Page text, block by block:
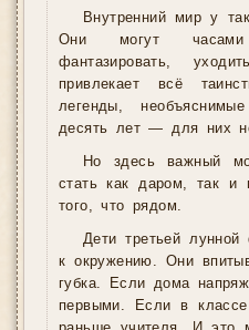
Внутренний мир у
Они могут часами
фантазировать,
привлекает всё
легенды,
десять лет — для них
Но здесь важный
стать как даром, так и
того, что рядом.
Дети третьей
к окружению. Они
губка. Если дома
первыми. Если в